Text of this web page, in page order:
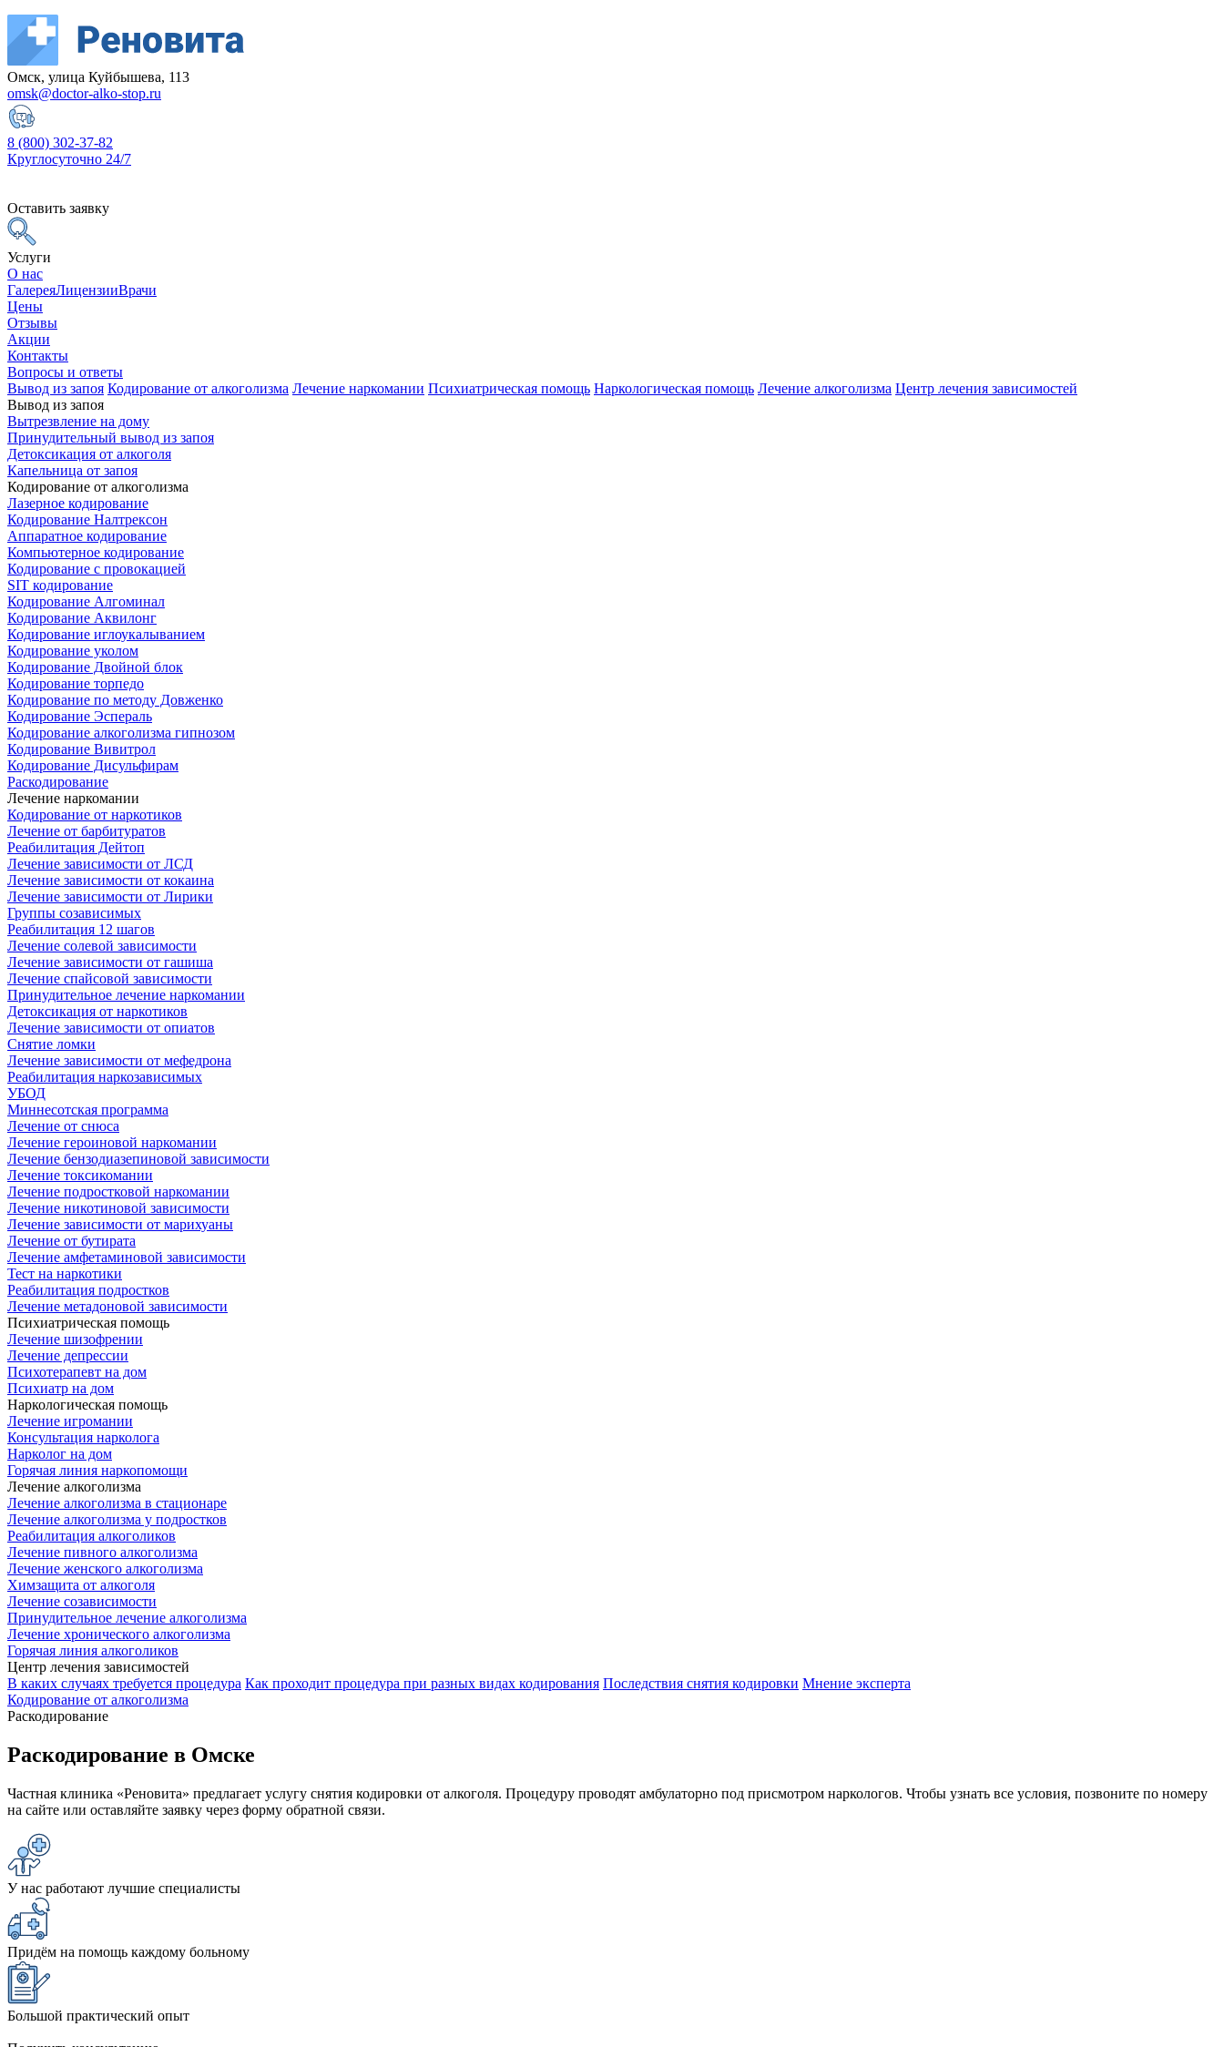
Омск, улица Куйбышева, 113
omsk@doctor-alko-stop.ru
8 (800) 302-37-82
Круглосуточно 24/7
Оставить заявку
Услуги
О нас
ГалереяЛицензииВрачи
Цены
Отзывы
Акции
Контакты
Вопросы и ответы
Вывод из запоя Кодирование от алкоголизма Лечение наркомании Психиатрическая помощь Наркологическая помощь Лечение алкоголизма Центр лечения зависимостей
Вывод из запоя
Вытрезвление на дому
Принудительный вывод из запоя
Детоксикация от алкоголя
Капельница от запоя
Кодирование от алкоголизма
Лазерное кодирование
Кодирование Налтрексон
Аппаратное кодирование
Компьютерное кодирование
Кодирование с провокацией
SIT кодирование
Кодирование Алгоминал
Кодирование Аквилонг
Кодирование иглоукалыванием
Кодирование уколом
Кодирование Двойной блок
Кодирование торпедо
Кодирование по методу Довженко
Кодирование Эспераль
Кодирование алкоголизма гипнозом
Кодирование Вивитрол
Кодирование Дисульфирам
Раскодирование
Лечение наркомании
Кодирование от наркотиков
Лечение от барбитуратов
Реабилитация Дейтоп
Лечение зависимости от ЛСД
Лечение зависимости от кокаина
Лечение зависимости от Лирики
Группы созависимых
Реабилитация 12 шагов
Лечение солевой зависимости
Лечение зависимости от гашиша
Лечение спайсовой зависимости
Принудительное лечение наркомании
Детоксикация от наркотиков
Лечение зависимости от опиатов
Снятие ломки
Лечение зависимости от мефедрона
Реабилитация наркозависимых
УБОД
Миннесотская программа
Лечение от снюса
Лечение героиновой наркомании
Лечение бензодиазепиновой зависимости
Лечение токсикомании
Лечение подростковой наркомании
Лечение никотиновой зависимости
Лечение зависимости от марихуаны
Лечение от бутирата
Лечение амфетаминовой зависимости
Тест на наркотики
Реабилитация подростков
Лечение метадоновой зависимости
Психиатрическая помощь
Лечение шизофрении
Лечение депрессии
Психотерапевт на дом
Психиатр на дом
Наркологическая помощь
Лечение игромании
Консультация нарколога
Нарколог на дом
Горячая линия наркопомощи
Лечение алкоголизма
Лечение алкоголизма в стационаре
Лечение алкоголизма у подростков
Реабилитация алкоголиков
Лечение пивного алкоголизма
Лечение женского алкоголизма
Химзащита от алкоголя
Лечение созависимости
Принудительное лечение алкоголизма
Лечение хронического алкоголизма
Горячая линия алкоголиков
Центр лечения зависимостей
В каких случаях требуется процедура Как проходит процедура при разных видах кодирования Последствия снятия кодировки Мнение эксперта
Кодирование от алкоголизма
Раскодирование
Раскодирование в Омске
Частная клиника «Реновита» предлагает услугу снятия кодировки от алкоголя. Процедуру проводят амбулаторно под присмотром наркологов. Чтобы узнать все условия, позвоните по номеру
на сайте или оставляйте заявку через форму обратной связи.
У нас работают лучшие специалисты
Придём на помощь каждому больному
Большой практический опыт